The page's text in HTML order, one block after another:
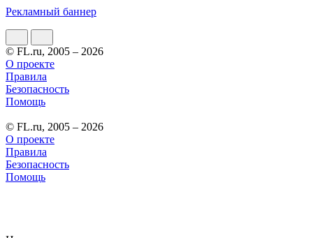
Рекламный баннер
© FL.ru, 2005 – 2026
О проекте
Правила
Безопасность
Помощь
© FL.ru, 2005 – 2026
О проекте
Правила
Безопасность
Помощь